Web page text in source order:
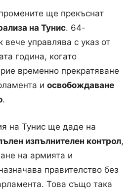
ще прекъснат
на Тунис. 64-
вече управлява с указ от
година, когато
временно прекратяване
и освобождаване
.
на Тунис ще даде на
изпълнителен контрол,
на армията и
правителство без
Това също така